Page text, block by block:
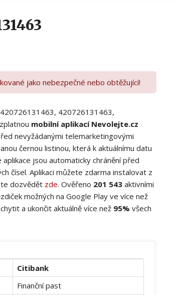
jako nebezpečné nebo obtěžující!
420726131463,
mobilní aplikací Nevolejte.cz
nevyžádanými telemarketingovými
černou listinou, která k aktuálnímu datu
jsou automaticky chránění před
čísel. Aplikaci můžete zdarma instalovat z
dozvědět zde. Ověřeno 201 543 aktivními
možných na Google Play ve více než
a ukončit aktuálně více než 95% všech
Citibank
Finanční past